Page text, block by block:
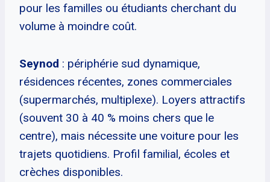
pour les familles ou étudiants cherchant du
volume à moindre coût.
Seynod : périphérie sud dynamique,
résidences récentes, zones commerciales
(supermarchés, multiplexe). Loyers attractifs
(souvent 30 à 40 % moins chers que le
centre), mais nécessite une voiture pour les
trajets quotidiens. Profil familial, écoles et
crèches disponibles.